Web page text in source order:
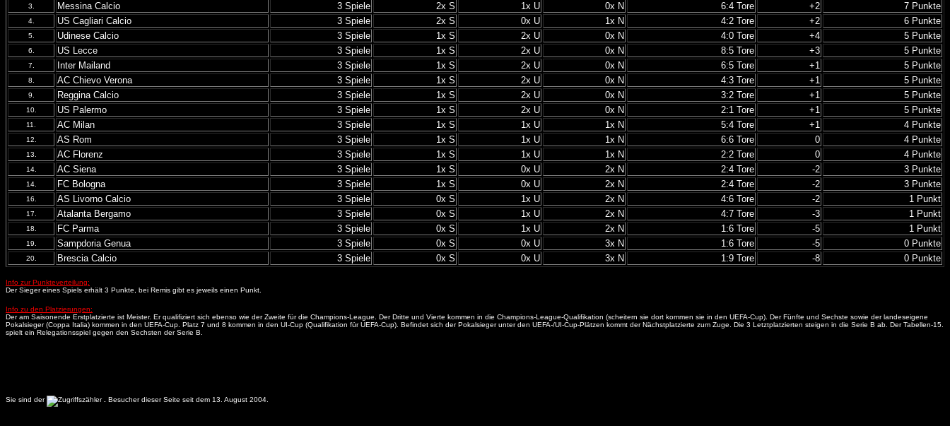
3. Messina Calcio 3 Spiele 2x S 1x U 0x N 6:4 Tore +2 7 Punkte
4. US Cagliari Calcio 3 Spiele 2x S 0x U 1x N 4:2 Tore +2 6 Punkte
5. Udinese Calcio 3 Spiele 1x S 2x U 0x N 4:0 Tore +4 5 Punkte
6. US Lecce 3 Spiele 1x S 2x U 0x N 8:5 Tore +3 5 Punkte
7. Inter Mailand 3 Spiele 1x S 2x U 0x N 6:5 Tore +1 5 Punkte
8. AC Chievo Verona 3 Spiele 1x S 2x U 0x N 4:3 Tore +1 5 Punkte
9. Reggina Calcio 3 Spiele 1x S 2x U 0x N 3:2 Tore +1 5 Punkte
10. US Palermo 3 Spiele 1x S 2x U 0x N 2:1 Tore +1 5 Punkte
11. AC Milan 3 Spiele 1x S 1x U 1x N 5:4 Tore +1 4 Punkte
12. AS Rom 3 Spiele 1x S 1x U 1x N 6:6 Tore 0 4 Punkte
13. AC Florenz 3 Spiele 1x S 1x U 1x N 2:2 Tore 0 4 Punkte
14. AC Siena 3 Spiele 1x S 0x U 2x N 2:4 Tore -2 3 Punkte
14. FC Bologna 3 Spiele 1x S 0x U 2x N 2:4 Tore -2 3 Punkte
16. AS Livorno Calcio 3 Spiele 0x S 1x U 2x N 4:6 Tore -2 1 Punkt
17. Atalanta Bergamo 3 Spiele 0x S 1x U 2x N 4:7 Tore -3 1 Punkt
18. FC Parma 3 Spiele 0x S 1x U 2x N 1:6 Tore -5 1 Punkt
19. Sampdoria Genua 3 Spiele 0x S 0x U 3x N 1:6 Tore -5 0 Punkte
20. Brescia Calcio 3 Spiele 0x S 0x U 3x N 1:9 Tore -8 0 Punkte
Info zur Punkteverteilung:
Der Sieger eines Spiels erhält 3 Punkte, bei Remis gibt es jeweils einen Punkt.
Info zu den Platzierungen:
Der am Saisonende Erstplatzierte ist Meister. Er qualifiziert sich ebenso wie der Zweite für die Champions-League. Der Dritte und Vierte kommen in die Champions-League-Qualifikation (scheitern sie dort kommen sie in den UEFA-Cup). Der Fünfte und Sechste sowie der landeseigene
Pokalsieger (Coppa Italia) kommen in den UEFA-Cup. Platz 7 und 8 kommen in den UI-Cup (Qualifikation für UEFA-Cup). Befindet sich der Pokalsieger unter den UEFA-/UI-Cup-Plätzen kommt der Nächstplatzierte zum Zuge. Die 3 Letztplatzierten steigen in die Serie B ab. Der Tabellen-15.
spielt ein Relegationsspiel gegen den Sechsten der Serie B.
Sie sind der . Besucher dieser Seite seit dem 13. August 2004.